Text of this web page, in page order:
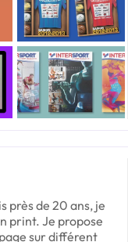
près de 20 ans, je
print. Je propose
sur différent